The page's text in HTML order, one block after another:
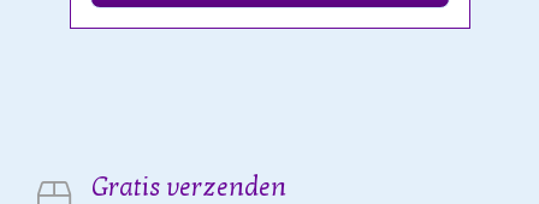
Gratis verzenden